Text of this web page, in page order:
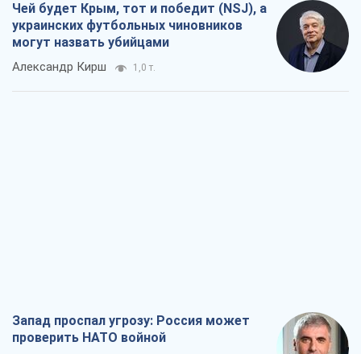
Чей будет Крым, тот и победит (NSJ), а
украинских футбольных чиновников
могут назвать убийцами
Александр Кирш 1,0 т.
Запад проспал угрозу: Россия может
проверить НАТО войной